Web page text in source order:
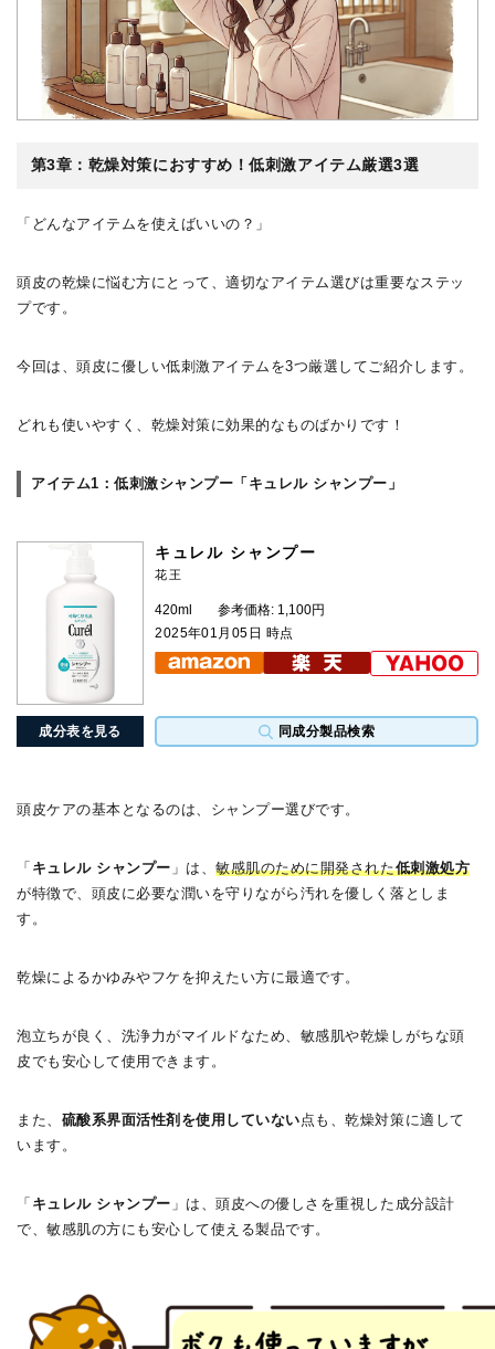
第3章：乾燥対策におすすめ！低刺激アイテム厳選3選
「どんなアイテムを使えばいいの？」
頭皮の乾燥に悩む方にとって、適切なアイテム選びは重要なステッ
プです。
今回は、頭皮に優しい低刺激アイテムを3つ厳選してご紹介します。
どれも使いやすく、乾燥対策に効果的なものばかりです！
アイテム1：低刺激シャンプー「キュレル シャンプー」
成分表を見る 同成分製品検索
キュレル シャンプー
花王
420ml
参考価格: 1,100円
2025年01月05日 時点
頭皮ケアの基本となるのは、シャンプー選びです。
「 キュレル シャンプー 」は、敏感肌のために開発された低刺激処方
が特徴で、頭皮に必要な潤いを守りながら汚れを優しく落としま
す。
乾燥によるかゆみやフケを抑えたい方に最適です。
泡立ちが良く、洗浄力がマイルドなため、敏感肌や乾燥しがちな頭
皮でも安心して使用できます。
また、 硫酸系界面活性剤を使用していない点も、乾燥対策に適して
います。
「 キュレル シャンプー 」は、頭皮への優しさを重視した成分設計
で、敏感肌の方にも安心して使える製品です。